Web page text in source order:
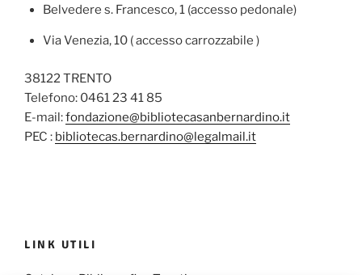
Belvedere s. Francesco, 1 (accesso pedonale)
Via Venezia, 10 ( accesso carrozzabile )
38122 TRENTO
Telefono: 0461 23 41 85
E-mail:fondazione@bibliotecasanbernardino.it
PEC : bibliotecas.bernardino@legalmail.it
LINK UTILI